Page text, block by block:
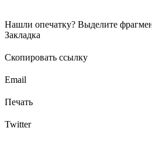
Нашли опечатку? Выделите
Закладка
Скопировать ссылку
Email
Печать
Twitter